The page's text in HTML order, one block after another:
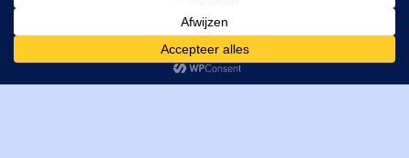
4462GE, Goes
T: +31 (0) 111-484438
M:parts@mitechniek.nl
VAT: NL862802295B01
Cookies helpen ons bij het leveren van onze diensten. Door
gebruik te maken van onze diensten, gaat u akkoord met ons
gebruik van cookies.